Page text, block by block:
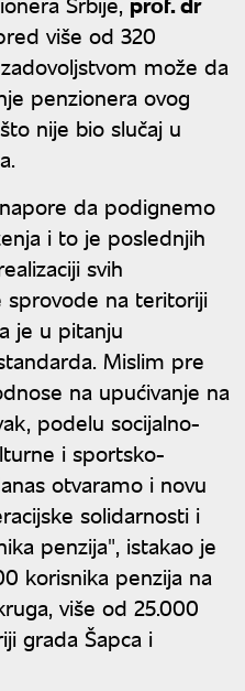
više od 320
može da
penzionera ovog
nije bio slučaj u
da podignemo
i to je poslednjih
svih
sprovode na teritoriji
je u pitanju
Mislim pre
na upućivanje na
podelu socijalno-
i sportsko-
otvaramo i novu
solidarnosti i
penzija", istakao je
korisnika penzija na
više od 25.000
grada Šapca i